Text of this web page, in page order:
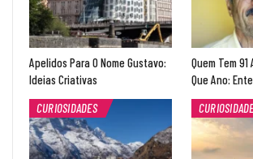
Apelidos Para O Nome Gustavo:
Ideias Criativas
Quem Tem
Que Ano:
CURIOSIDADES